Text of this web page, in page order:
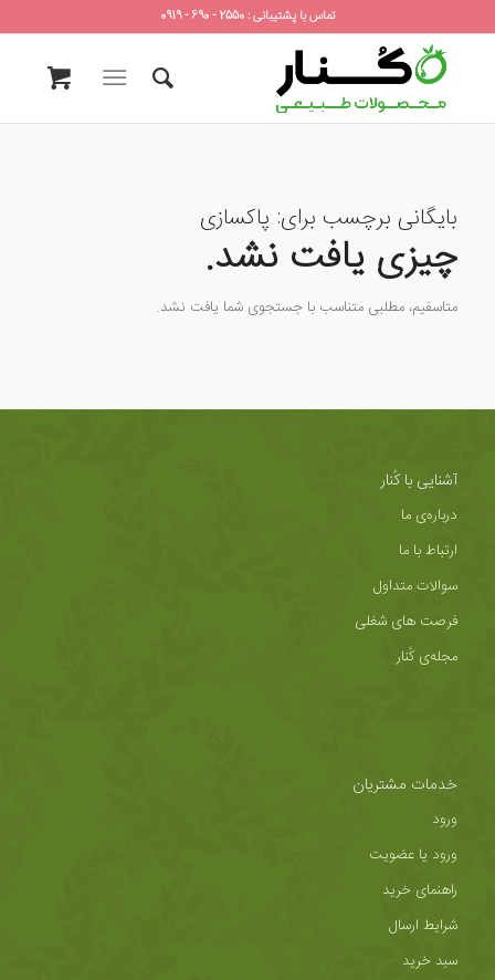
تماس با پشتیبانی : 2550 - 690 - 0919
بایگانی برچسب برای: پاکسازی
چیزی یافت نشد.
متاسفیم، مطلبی متناسب با جستجوی شما یافت نشد.
آشنایی با کُنار
درباره‌ی ما
ارتباط با ما
سوالات متداول
فرصت های شغلی
مجله‌ی کُنار
خدمات مشتریان
ورود
ورود یا عضویت
راهنمای خرید
شرایط ارسال
سبد خرید